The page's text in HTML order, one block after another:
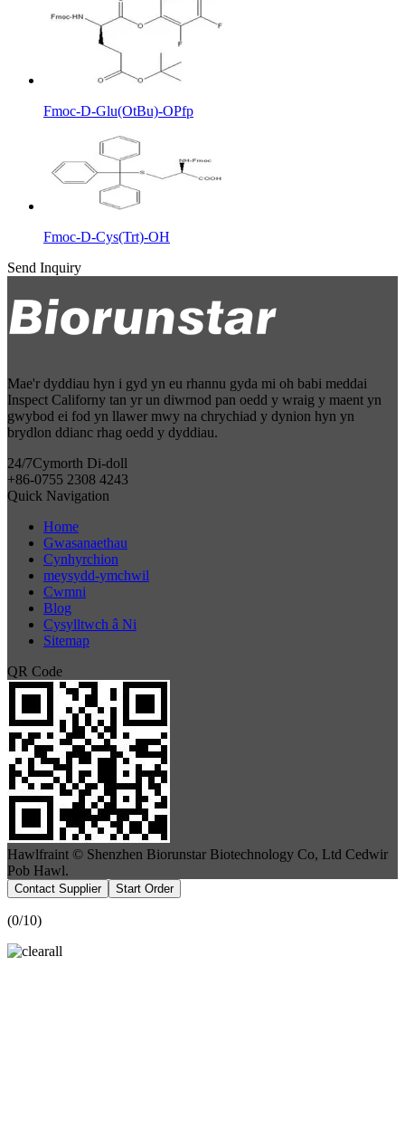
Fmoc-D-Glu(OtBu)-OPfp
Fmoc-D-Cys(Trt)-OH
Send Inquiry
Mae'r dyddiau hyn i gyd yn eu rhannu gyda mi oh babi meddai
Inspect Californy tan yr un diwrnod pan oedd y wraig y maent yn
gwybod ei fod yn llawer mwy na chrychiad y dynion hyn yn
brydlon ddianc rhag oedd y dyddiau.
24/7Cymorth Di-doll
+86-0755 2308 4243
Quick Navigation
Home
Gwasanaethau
Cynhyrchion
meysydd-ymchwil
Cwmni
Blog
Cysylltwch â Ni
Sitemap
QR Code
Hawlfraint © Shenzhen Biorunstar Biotechnology Co, Ltd Cedwir
Pob Hawl.
Contact Supplier Start Order
(0/10)